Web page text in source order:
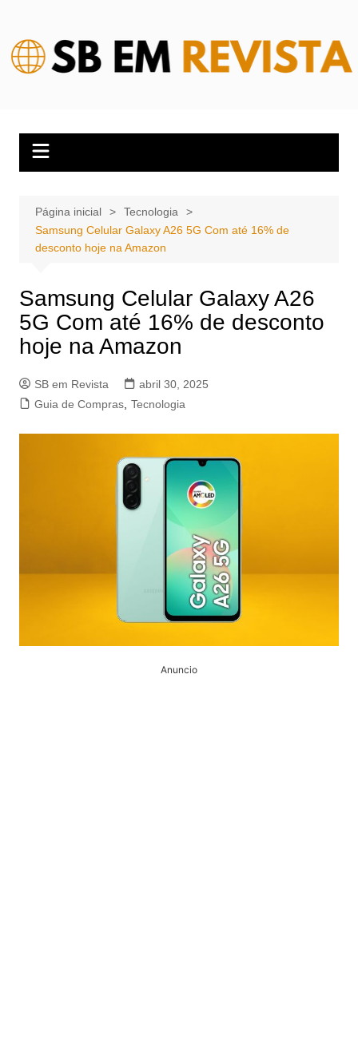
conteúdo
Página inicial
Tecnologia
Samsung Celular Galaxy A26 5G Com até 16% de
desconto hoje na Amazon
Samsung Celular Galaxy A26
5G Com até 16% de desconto
hoje na Amazon
SB em Revista
abril 30, 2025
Guia de Compras, Tecnologia
Anuncio